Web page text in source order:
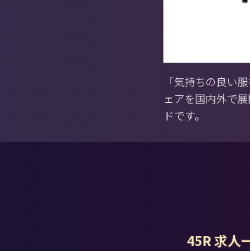
「気持ちの良い
ェアを国内外で
ドです。
45R 求人